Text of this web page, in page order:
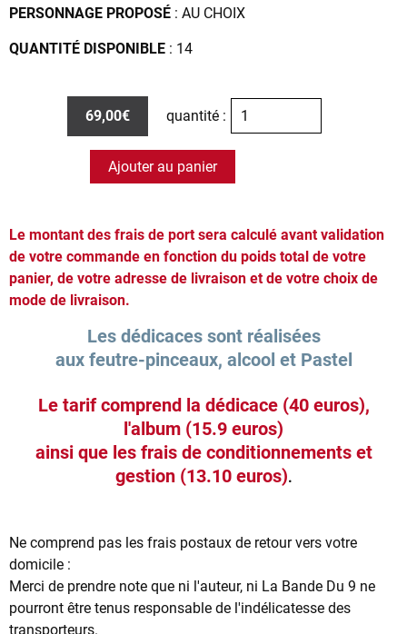
PERSONNAGE PROPOSÉ : AU CHOIX
QUANTITÉ DISPONIBLE : 14
69,00€ quantité :
Ajouter au panier
Le montant des frais de port sera calculé avant validation
de votre commande en fonction du poids total de votre
panier, de votre adresse de livraison et de votre choix de
mode de livraison.
Les dédicaces sont réalisées
aux feutre-pinceaux, alcool et Pastel
Le tarif comprend la dédicace (40 euros),
l'album (15.9 euros)
ainsi que les frais de conditionnements et
gestion (13.10 euros).
Ne comprend pas les frais postaux de retour vers votre
domicile :
Merci de prendre note que ni l'auteur, ni La Bande Du 9 ne
pourront être tenus responsable de l'indélicatesse des
transporteurs.